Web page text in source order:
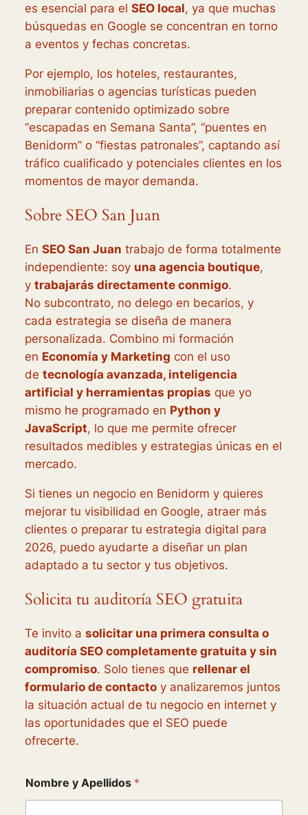
es esencial para el SEO local, ya que muchas
búsquedas en Google se concentran en torno
a eventos y fechas concretas.
Por ejemplo, los hoteles, restaurantes,
inmobiliarias o agencias turísticas pueden
preparar contenido optimizado sobre
“escapadas en Semana Santa”, “puentes en
Benidorm” o “fiestas patronales”, captando así
tráfico cualificado y potenciales clientes en los
momentos de mayor demanda.
Sobre SEO San Juan
En SEO San Juan trabajo de forma totalmente
independiente: soy una agencia boutique,
y trabajarás directamente conmigo.
No subcontrato, no delego en becarios, y
cada estrategia se diseña de manera
personalizada. Combino mi formación
en Economía y Marketing con el uso
de tecnología avanzada, inteligencia
artificial y herramientas propias que yo
mismo he programado en Python y
JavaScript, lo que me permite ofrecer
resultados medibles y estrategias únicas en el
mercado.
Si tienes un negocio en Benidorm y quieres
mejorar tu visibilidad en Google, atraer más
clientes o preparar tu estrategia digital para
2026, puedo ayudarte a diseñar un plan
adaptado a tu sector y tus objetivos.
Solicita tu auditoría SEO gratuita
Te invito a solicitar una primera consulta o
auditoría SEO completamente gratuita y sin
compromiso. Solo tienes que rellenar el
formulario de contactoy analizaremos juntos
la situación actual de tu negocio en internet y
las oportunidades que el SEO puede
ofrecerte.
d
e
Nombre y Apellidos *